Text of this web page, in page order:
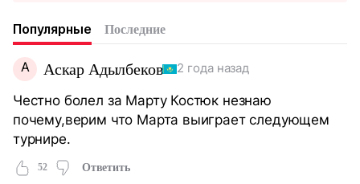
Популярные Последние
А Аскар Адылбеков 2 года назад
Честно болел за Марту Костюк незнаю
почему,верим что Марта выиграет следующем
турнире.
52 Ответить